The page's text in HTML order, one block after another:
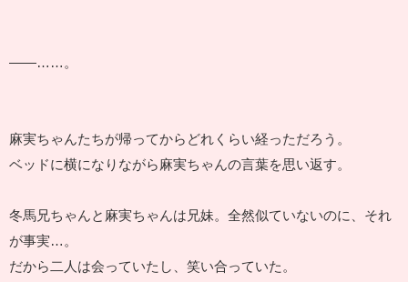
――……。
麻実ちゃんたちが帰ってからどれくらい経っただろう。
ベッドに横になりながら麻実ちゃんの言葉を思い返す。
冬馬兄ちゃんと麻実ちゃんは兄妹。全然似ていないのに、それ
が事実…。
だから二人は会っていたし、笑い合っていた。